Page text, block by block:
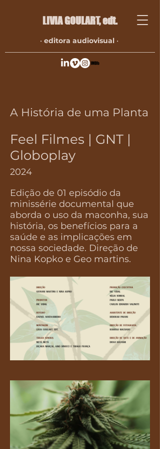
LIVIA GOULART​, edt.
• editora audiovisual •
A História de uma Planta
Feel Filmes | GNT |
Globoplay
2024
Edição de 01 episódio da
minissérie documental que
aborda o uso da maconha, sua
história, os benefícios para a
saúde e as implicações em
nossa sociedade. Direção de
Nina Kopko e Geo martins.